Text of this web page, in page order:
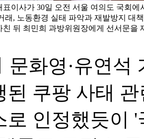
이사가 30일 오전 서울 여의도 국회에
래, 노동환경 실태 파악과 재발방지 대
친 뒤 최민희 과방위원장에게 선서문을
문화영·유연석
된 쿠팡 사태
로 인정했듯이